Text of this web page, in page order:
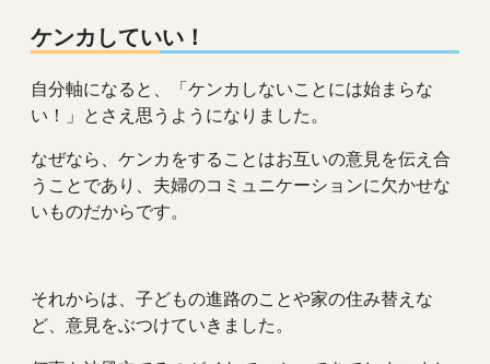
ケンカしていい！
自分軸になると、「ケンカしないことには始まらな
い！」とさえ思うようになりました。
なぜなら、ケンカをすることはお互いの意見を伝え合
うことであり、夫婦のコミュニケーションに欠かせな
いものだからです。
それからは、子どもの進路のことや家の住み替えな
ど、意見をぶつけていきました。